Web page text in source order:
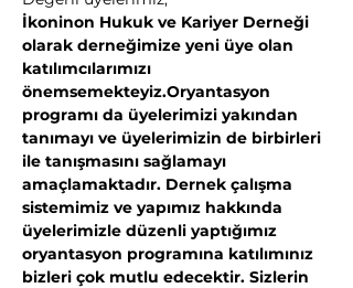
İkoninon Hukuk ve Kariyer Derneği
olarak derneğimize yeni üye olan
katılımcılarımızı
önemsemekteyiz.Oryantasyon
programı da üyelerimizi yakından
tanımayı ve üyelerimizin de birbirleri
ile tanışmasını sağlamayı
amaçlamaktadır. Dernek çalışma
sistemimiz ve yapımız hakkında
üyelerimizle düzenli yaptığımız
oryantasyon programına katılımınız
bizleri çok mutlu edecektir. Sizlerin